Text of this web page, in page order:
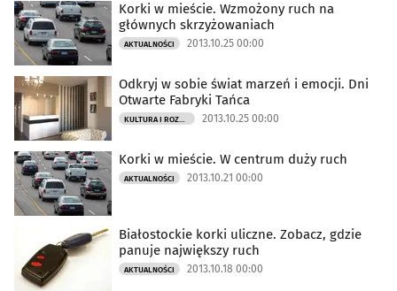
Korki w mieście. Wzmożony ruch na
głównych skrzyżowaniach
AKTUALNOŚCI 2013.10.25 00:00
Odkryj w sobie świat marzeń i emocji. Dni
Otwarte Fabryki Tańca
KULTURA I ROZRYWKA 2013.10.25 00:00
Korki w mieście. W centrum duży ruch
AKTUALNOŚCI 2013.10.21 00:00
Białostockie korki uliczne. Zobacz, gdzie
panuje największy ruch
AKTUALNOŚCI 2013.10.18 00:00